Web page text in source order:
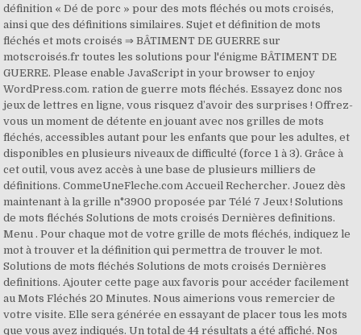
définition « Dé de porc » pour des mots fléchés ou mots croisés,
ainsi que des définitions similaires. Sujet et définition de mots
fléchés et mots croisés ⇒ BÂTIMENT DE GUERRE sur
motscroisés.fr toutes les solutions pour l'énigme BÂTIMENT DE
GUERRE. Please enable JavaScript in your browser to enjoy
WordPress.com. ration de guerre mots fléchés. Essayez donc nos
jeux de lettres en ligne, vous risquez d’avoir des surprises ! Offrez-
vous un moment de détente en jouant avec nos grilles de mots
fléchés, accessibles autant pour les enfants que pour les adultes, et
disponibles en plusieurs niveaux de difficulté (force 1 à 3). Grâce à
cet outil, vous avez accès à une base de plusieurs milliers de
définitions. CommeUneFleche.com Accueil Rechercher. Jouez dès
maintenant à la grille n°3900 proposée par Télé 7 Jeux ! Solutions
de mots fléchés Solutions de mots croisés Dernières definitions.
Menu . Pour chaque mot de votre grille de mots fléchés, indiquez le
mot à trouver et la définition qui permettra de trouver le mot.
Solutions de mots fléchés Solutions de mots croisés Dernières
definitions. Ajouter cette page aux favoris pour accéder facilement
au Mots Fléchés 20 Minutes. Nous aimerions vous remercier de
votre visite. Elle sera générée en essayant de placer tous les mots
que vous avez indiqués. Un total de 44 résultats a été affiché. Nos